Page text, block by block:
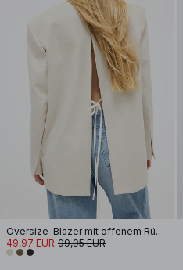
Oversize-Blazer mit offenem Rücken
49,97 EUR 99,95 EUR